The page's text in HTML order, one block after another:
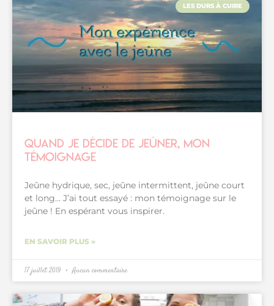
LES DURS À CUIRE
Quand je décide de jeûner, mon
témoignage
Jeûne hydrique, sec, jeûne intermittent, jeûne court
et long… J’ai tout essayé : mon témoignage sur le
jeûne ! En espérant vous inspirer.
EN SAVOIR PLUS »
17 juillet 2019 Aucun commentaire